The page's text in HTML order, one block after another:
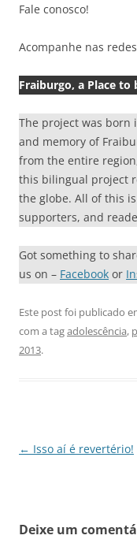
Fale conosco!
Acompanhe nas
Fraiburgo, a Place to
The project was born
and memory of
from the entire
this bilingual project
the globe. All of this
supporters, and
Got something to
us on – Facebook or
Este post foi publicado
com a tagadolescência,
2013.
Navegação
← Isso aí é revertério!
Deixe um